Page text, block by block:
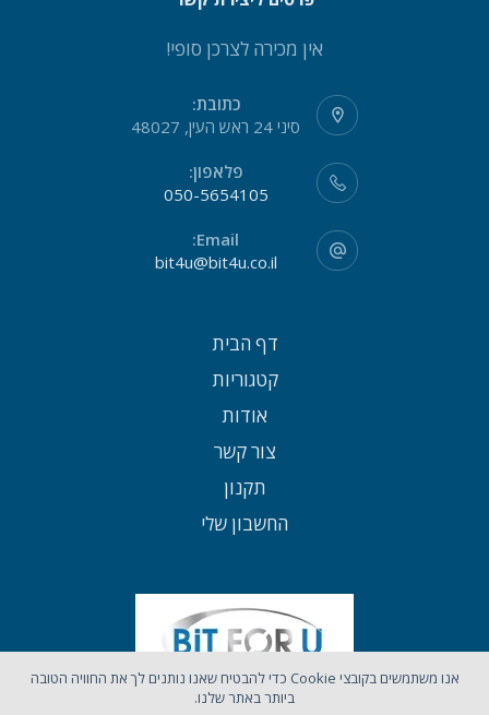
אין מכירה לצרכן סופי!
כתובת:
סיני 24 ראש העין, 48027
פלאפון:
050-5654105
Email:
bit4u@bit4u.co.il
דף הבית
קטגוריות
אודות
צור קשר
תקנון
החשבון שלי
אנו משתמשים בקובצי Cookie כדי להבטיח שאנו נותנים לך את החוויה הטובה
ביותר באתר שלנו.